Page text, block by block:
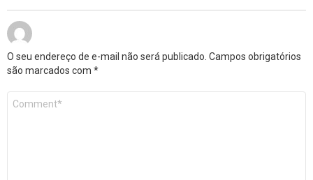
O seu endereço de e-mail não será publicado. Campos obrigatórios
são marcados com *